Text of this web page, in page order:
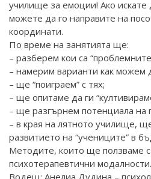
училище за емоции! Ако
можете да го направите на
координати.
По време на занятията ще:
– разберем кои са
– намерим варианти как можем
– ще “поиграем” с тях;
– ще опитаме да ги
– ще разгърнем потенциала на
– в края на лятното училище,
развитието на “учениците” в
Методите, които ще ползваме
психотерапевтични модалности.
Водещ: Анелиа Дудина –